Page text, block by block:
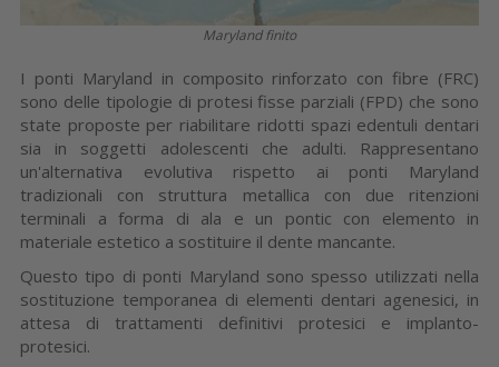
Maryland finito
I ponti Maryland in composito rinforzato con fibre (FRC)
sono delle tipologie di protesi fisse parziali (FPD) che sono
state proposte per riabilitare ridotti spazi edentuli dentari
sia in soggetti adolescenti che adulti. Rappresentano
un'alternativa evolutiva rispetto ai ponti Maryland
tradizionali con struttura metallica con due ritenzioni
terminali a forma di ala e un pontic con elemento in
materiale estetico a sostituire il dente mancante.
Questo tipo di ponti Maryland sono spesso utilizzati nella
sostituzione temporanea di elementi dentari agenesici, in
attesa di trattamenti definitivi protesici e implanto-
protesici.